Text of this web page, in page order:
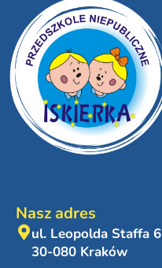
Nasz adres
ul. Leopolda Staffa 6
30-080 Kraków